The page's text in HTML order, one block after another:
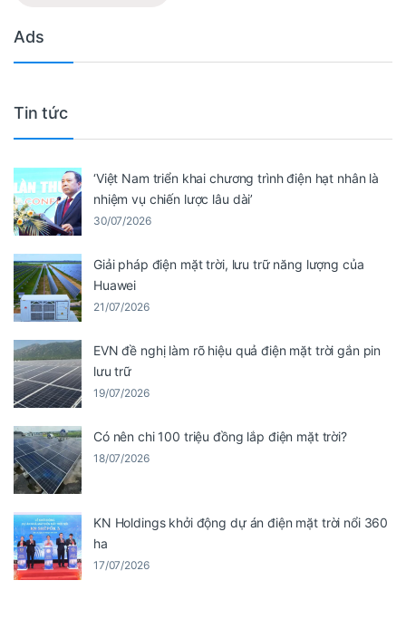
Ads
Tin tức
‘Việt Nam triển khai chương trình điện hạt nhân là
nhiệm vụ chiến lược lâu dài’
30/07/2026
Giải pháp điện mặt trời, lưu trữ năng lượng của
Huawei
21/07/2026
EVN đề nghị làm rõ hiệu quả điện mặt trời gắn pin
lưu trữ
19/07/2026
Có nên chi 100 triệu đồng lắp điện mặt trời?
18/07/2026
KN Holdings khởi động dự án điện mặt trời nổi 360
ha
17/07/2026